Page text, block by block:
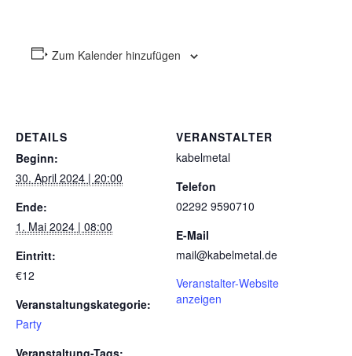
Zum Kalender hinzufügen
DETAILS
Beginn:
30. April 2024 | 20:00
Ende:
1. Mai 2024 | 08:00
Eintritt:
€12
Veranstaltungskategorie:
Party
Veranstaltung-Tags:
VERANSTALTER
kabelmetal
Telefon
02292 9590710
E-Mail
mail@kabelmetal.de
Veranstalter-Website
anzeigen